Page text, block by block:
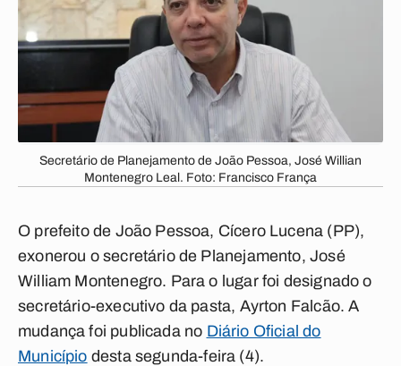
Secretário de Planejamento de João Pessoa, José Willian
Montenegro Leal. Foto: Francisco França
O prefeito de João Pessoa, Cícero Lucena (PP),
exonerou o secretário de Planejamento, José
William Montenegro. Para o lugar foi designado o
secretário-executivo da pasta, Ayrton Falcão. A
mudança foi publicada no Diário Oficial do
Município desta segunda-feira (4).